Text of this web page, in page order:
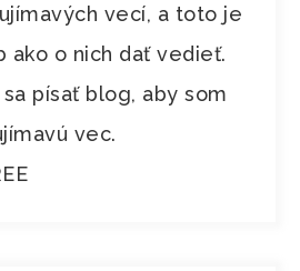
vecí, a toto je
ako o nich dať vedieť.
písať blog, aby som
vec.